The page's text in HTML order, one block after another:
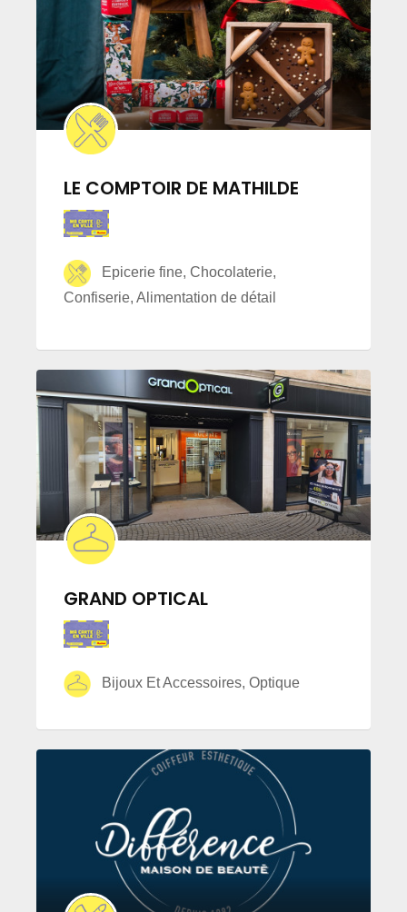
LE COMPTOIR DE MATHILDE
Epicerie fine, Chocolaterie,
Confiserie, Alimentation de détail
GRAND OPTICAL
Bijoux Et Accessoires, Optique